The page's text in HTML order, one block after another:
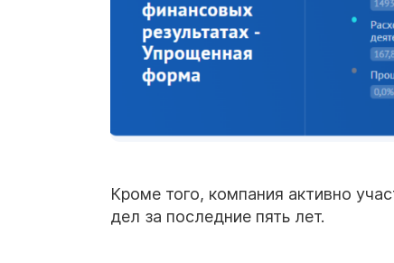
Кроме того, компания активно
дел за последние пять лет.